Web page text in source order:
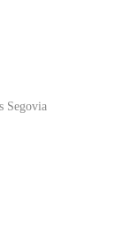
Segovia